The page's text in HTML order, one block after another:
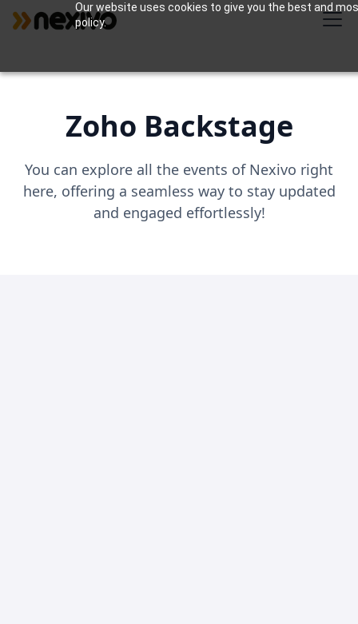
Our website uses cookies to give you the best and
policy.
Zoho Backstage
You can explore all the events of Nexivo right
here, offering a seamless way to stay updated
and engaged effortlessly!